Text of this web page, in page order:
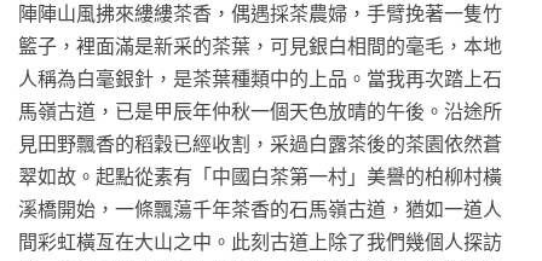
陣陣山風拂來縷縷茶香，偶遇採茶農婦，手臂挽著一隻竹
籃子，裡面滿是新采的茶葉，可見銀白相間的毫毛，本地
人稱為白毫銀針，是茶葉種類中的上品。當我再次踏上石
馬嶺古道，已是甲辰年仲秋一個天色放晴的午後。沿途所
見田野飄香的稻穀已經收割，采過白露茶後的茶園依然蒼
翠如故。起點從素有「中國白茶第一村」美譽的柏柳村橫
溪橋開始，一條飄蕩千年茶香的石馬嶺古道，猶如一道人
間彩虹橫亙在大山之中。此刻古道上除了我們幾個人探訪